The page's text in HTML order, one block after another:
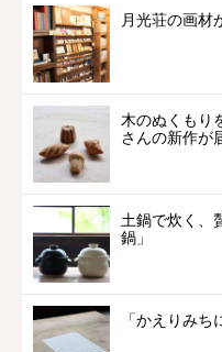
月光荘の画材
木のぬくもり
さんの新作が
土鍋で炊く、
鍋」
「かえりみ